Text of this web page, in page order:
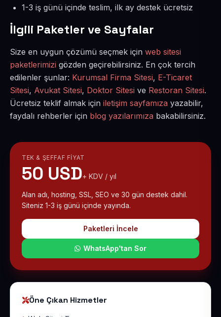
1-3 iş günü içinde teslim, ilk ay destek ücretsiz
İlgili Paketler ve Sayfalar
Size en uygun çözümü seçmek için web sitesi
paketlerimizi gözden geçirebilirsiniz. En çok tercih
edilenler şunlar: Kurumsal Firma Sitesi, E-Ticaret
Sitesi, Avukat Sitesi, Doktor Sitesi ve Restoran Sitesi.
Ücretsiz teklif almak için iletişim sayfamıza yazabilir,
faydalı rehberler için blog yazılarımıza bakabilirsiniz.
TEK & ŞEFFAF FIYAT
50 USD+ KDV / yıl
Alan adı, hosting, SSL, SEO ve 30 gün destek dahil.
Siteniz 1-3 iş günü içinde yayında.
Paketleri İncele
WhatsApp'tan Sor
Öne Çıkan Hizmetler